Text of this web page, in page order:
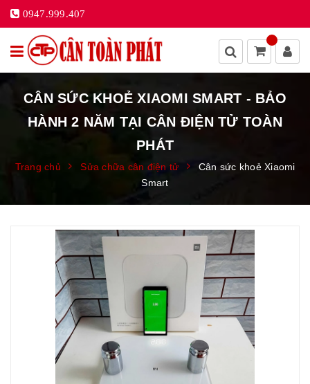
0947.999.407
CÂN SỨC KHOẺ XIAOMI SMART - BẢO
HÀNH 2 NĂM TẠI CÂN ĐIỆN TỬ TOÀN
PHÁT
Trang chủ Sửa chữa cân điện tử
Cân sức khoẻ Xiaomi
Smart